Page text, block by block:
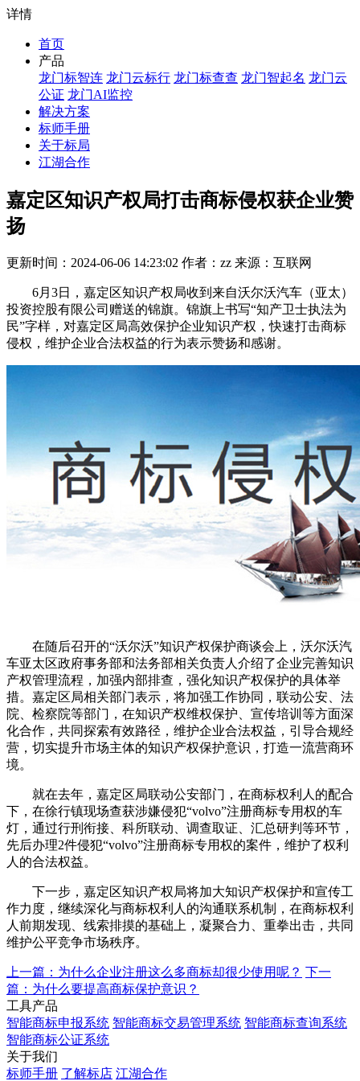
详情
首页
产品
龙门标智连 龙门云标行 龙门标查查 龙门智起名 龙门云
公证 龙门AI监控
解决方案
标师手册
关于标局
江湖合作
嘉定区知识产权局打击商标侵权获企业赞
扬
更新时间：2024-06-06 14:23:02 作者：zz 来源：互联网
6月3日，嘉定区知识产权局收到来自沃尔沃汽车（亚太）
投资控股有限公司赠送的锦旗。锦旗上书写“知产卫士执法为
民”字样，对嘉定区局高效保护企业知识产权，快速打击商标
侵权，维护企业合法权益的行为表示赞扬和感谢。
在随后召开的“沃尔沃”知识产权保护商谈会上，沃尔沃汽
车亚太区政府事务部和法务部相关负责人介绍了企业完善知识
产权管理流程，加强内部排查，强化知识产权保护的具体举
措。嘉定区局相关部门表示，将加强工作协同，联动公安、法
院、检察院等部门，在知识产权维权保护、宣传培训等方面深
化合作，共同探索有效路径，维护企业合法权益，引导合规经
营，切实提升市场主体的知识产权保护意识，打造一流营商环
境。
就在去年，嘉定区局联动公安部门，在商标权利人的配合
下，在徐行镇现场查获涉嫌侵犯“volvo”注册商标专用权的车
灯，通过行刑衔接、科所联动、调查取证、汇总研判等环节，
先后办理2件侵犯“volvo”注册商标专用权的案件，维护了权利
人的合法权益。
下一步，嘉定区知识产权局将加大知识产权保护和宣传工
作力度，继续深化与商标权利人的沟通联系机制，在商标权利
人前期发现、线索排摸的基础上，凝聚合力、重拳出击，共同
维护公平竞争市场秩序。
上一篇：为什么企业注册这么多商标却很少使用呢？ 下一
篇：为什么要提高商标保护意识？
工具产品
智能商标申报系统 智能商标交易管理系统 智能商标查询系统
智能商标公证系统
关于我们
标师手册 了解标店 江湖合作